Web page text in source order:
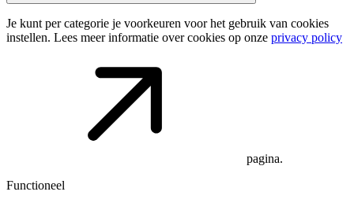
Je kunt per categorie je voorkeuren voor het gebruik van cookies
instellen. Lees meer informatie over cookies op onze privacy policy
pagina.
Functioneel